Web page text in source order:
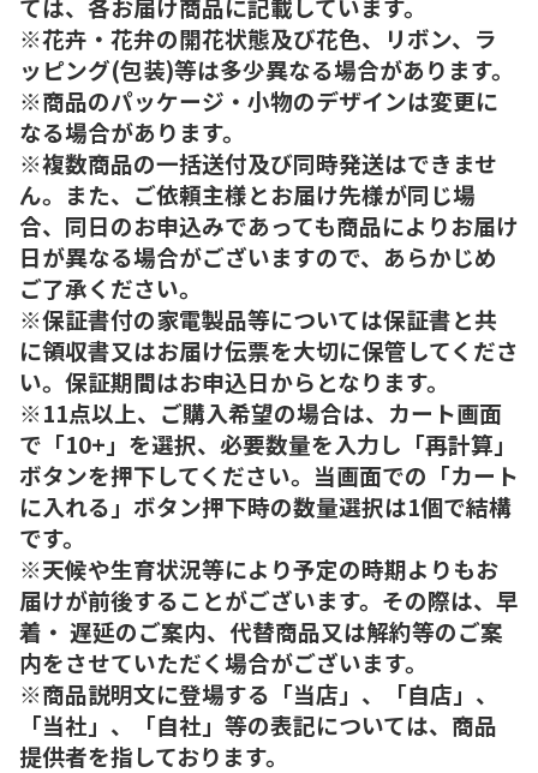
※花卉・花弁の開花状態及び花色、リボン、ラ
ッピング(包装)等は多少異なる場合があります。
※商品のパッケージ・小物のデザインは変更に
なる場合があります。
※複数商品の一括送付及び同時発送はできませ
ん。また、ご依頼主様とお届け先様が同じ場
合、同日のお申込みであっても商品によりお届け
日が異なる場合がございますので、あらかじめ
ご了承ください。
※保証書付の家電製品等については保証書と共
に領収書又はお届け伝票を大切に保管してくださ
い。保証期間はお申込日からとなります。
※11点以上、ご購入希望の場合は、カート画面
で「10+」を選択、必要数量を入力し「再計算」
ボタンを押下してください。当画面での「カート
に入れる」ボタン押下時の数量選択は1個で結構
です。
※天候や生育状況等により予定の時期よりもお
届けが前後することがございます。その際は、早
着・ 遅延のご案内、代替商品又は解約等のご案
内をさせていただく場合がございます。
※商品説明文に登場する「当店」、「自店」、
「当社」、「自社」等の表記については、商品
提供者を指しております。